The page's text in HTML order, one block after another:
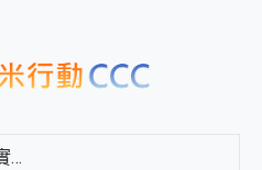
出門在外網路穩定最實在 「台灣大哥大」榮獲 4G/5G 在線率全球 NO.3 全台第一與全台六冠王實測心得，走到哪順到哪！